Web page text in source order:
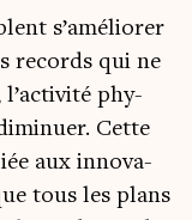
s’a­mé­lio­rer
records qui ne
l’activité phy­
Cette
aux inno­va­
tous les plans